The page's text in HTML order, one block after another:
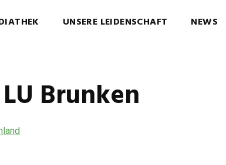
UNSERE LEIDENSCHAFT NEWS
Brunken